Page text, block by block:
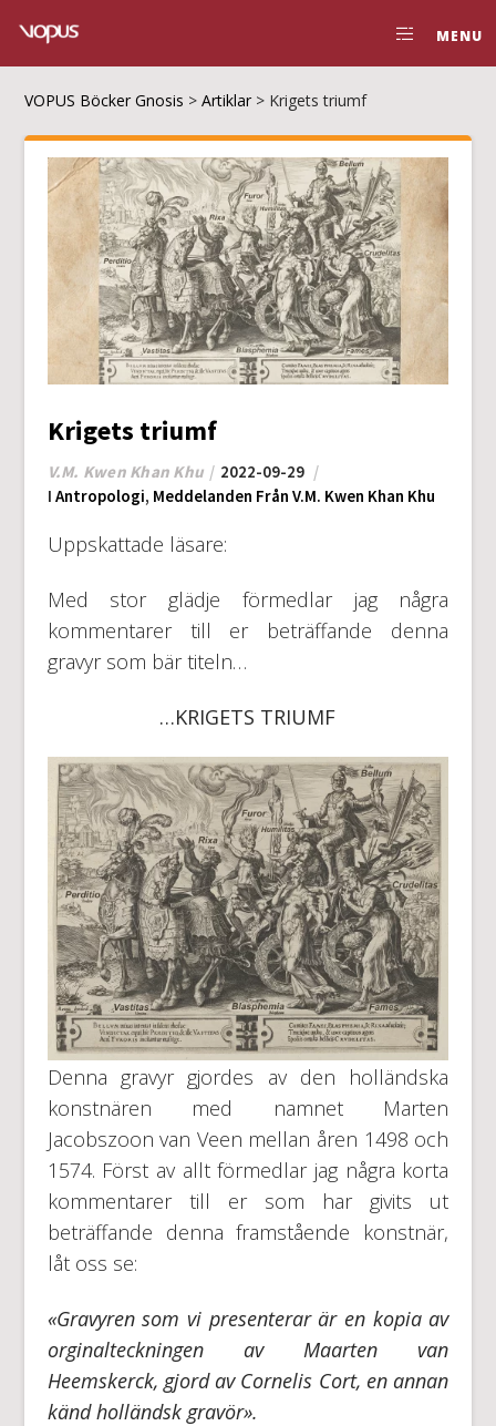
MENU
VOPUS Böcker Gnosis >Artiklar > Krigets triumf
Krigets triumf
V.M. Kwen Khan Khu
2022-09-29
I Antropologi, Meddelanden Från V.M. Kwen Khan Khu
Uppskattade läsare:
Med stor glädje förmedlar jag några
kommentarer till er beträffande denna
gravyr som bär titeln…
…KRIGETS TRIUMF
Denna gravyr gjordes av den holländska
konstnären med namnet Marten
Jacobszoon van Veen mellan åren 1498 och
1574. Först av allt förmedlar jag några korta
kommentarer till er som har givits ut
beträffande denna framstående konstnär,
låt oss se:
«Gravyren som vi presenterar är en kopia av
orginalteckningen av Maarten van
Heemskerck, gjord av Cornelis Cort, en annan
känd holländskgravör».